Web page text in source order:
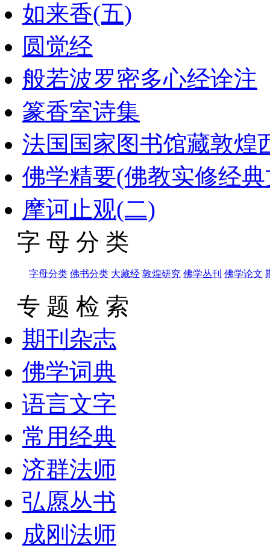
如来香(五)
圆觉经
般若波罗密多心经诠注
篆香室诗集
法国国家图书馆藏敦煌
佛学精要(佛教实修经
摩诃止观(二)
字 母 分 类
字母分类 佛书分类 大藏经 敦煌研究 佛学丛刊 佛学论文
专 题 检 索
期刊杂志
佛学词典
语言文字
常用经典
济群法师
弘愿丛书
成刚法师